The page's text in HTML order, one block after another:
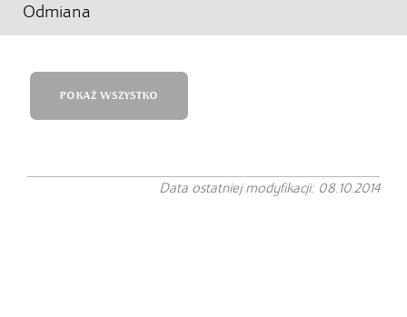
Odmiana
POKAŻ WSZYSTKO
Data ostatniej modyfikacji: 08.10.2014